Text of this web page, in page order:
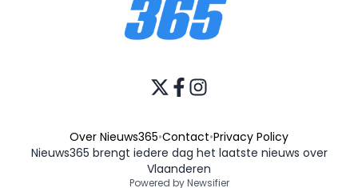
Over Nieuws365•Contact•Privacy Policy
Nieuws365 brengt iedere dag het laatste nieuws over
Vlaanderen
Powered by Newsifier